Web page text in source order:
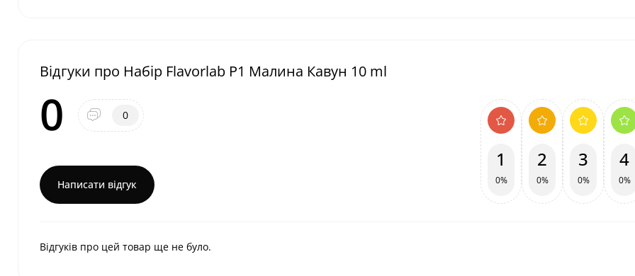
Відгуки про Набір Flavorlab P1 Малина Кавун 10 ml
0 0
Написати відгук
1
0%
2
0%
3
0%
4
0%
Відгуків про цей товар ще не було.